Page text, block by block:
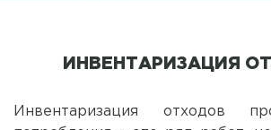
ИНВЕНТАРИЗАЦИЯ
Инвентаризация отходов